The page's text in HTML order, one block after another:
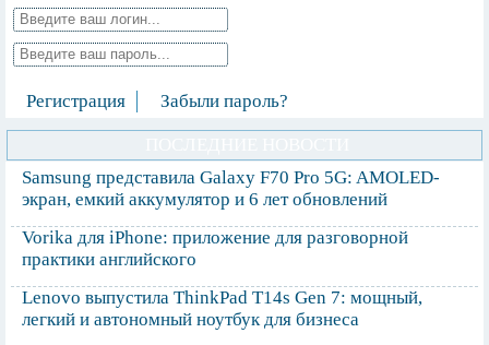
Регистрация Забыли пароль?
Samsung представила Galaxy F70 Pro 5G: AMOLED-
экран, емкий аккумулятор и 6 лет обновлений
Vorika для iPhone: приложение для разговорной
практики английского
Lenovo выпустила ThinkPad T14s Gen 7: мощный,
легкий и автономный ноутбук для бизнеса